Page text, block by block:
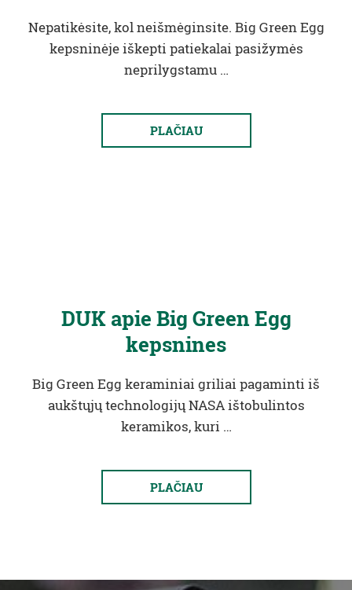
Nepatikėsite, kol neišmėginsite. Big Green Egg
kepsninėje iškepti patiekalai pasižymės
neprilygstamu …
PLAČIAU
DUK apie Big Green Egg
kepsnines
Big Green Egg keraminiai griliai pagaminti iš
aukštųjų technologijų NASA ištobulintos
keramikos, kuri …
PLAČIAU